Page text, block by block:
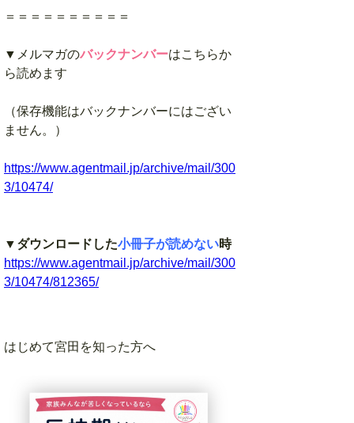
＝＝＝＝＝＝＝＝＝＝
▼メルマガのバックナンバーはこちらか
ら読めます
（保存機能はバックナンバーにはござい
ません。）
https://www.agentmail.jp/archive/mail/300
3/10474/
▼ ダウンロードした小冊子が読めない時
https://www.agentmail.jp/archive/mail/300
3/10474/812365/
はじめて宮田を知った方へ